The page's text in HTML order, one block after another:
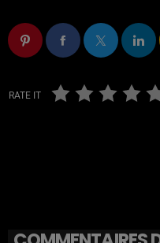
RATE IT